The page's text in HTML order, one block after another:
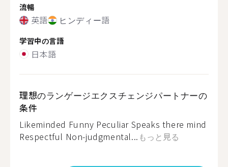
流暢
英語 ヒンディー語
学習中の言語
日本語
理想のランゲージエクスチェンジパートナーの
条件
Likeminded Funny Peculiar Speaks there mind
Respectful Non-judgmental... もっと見る